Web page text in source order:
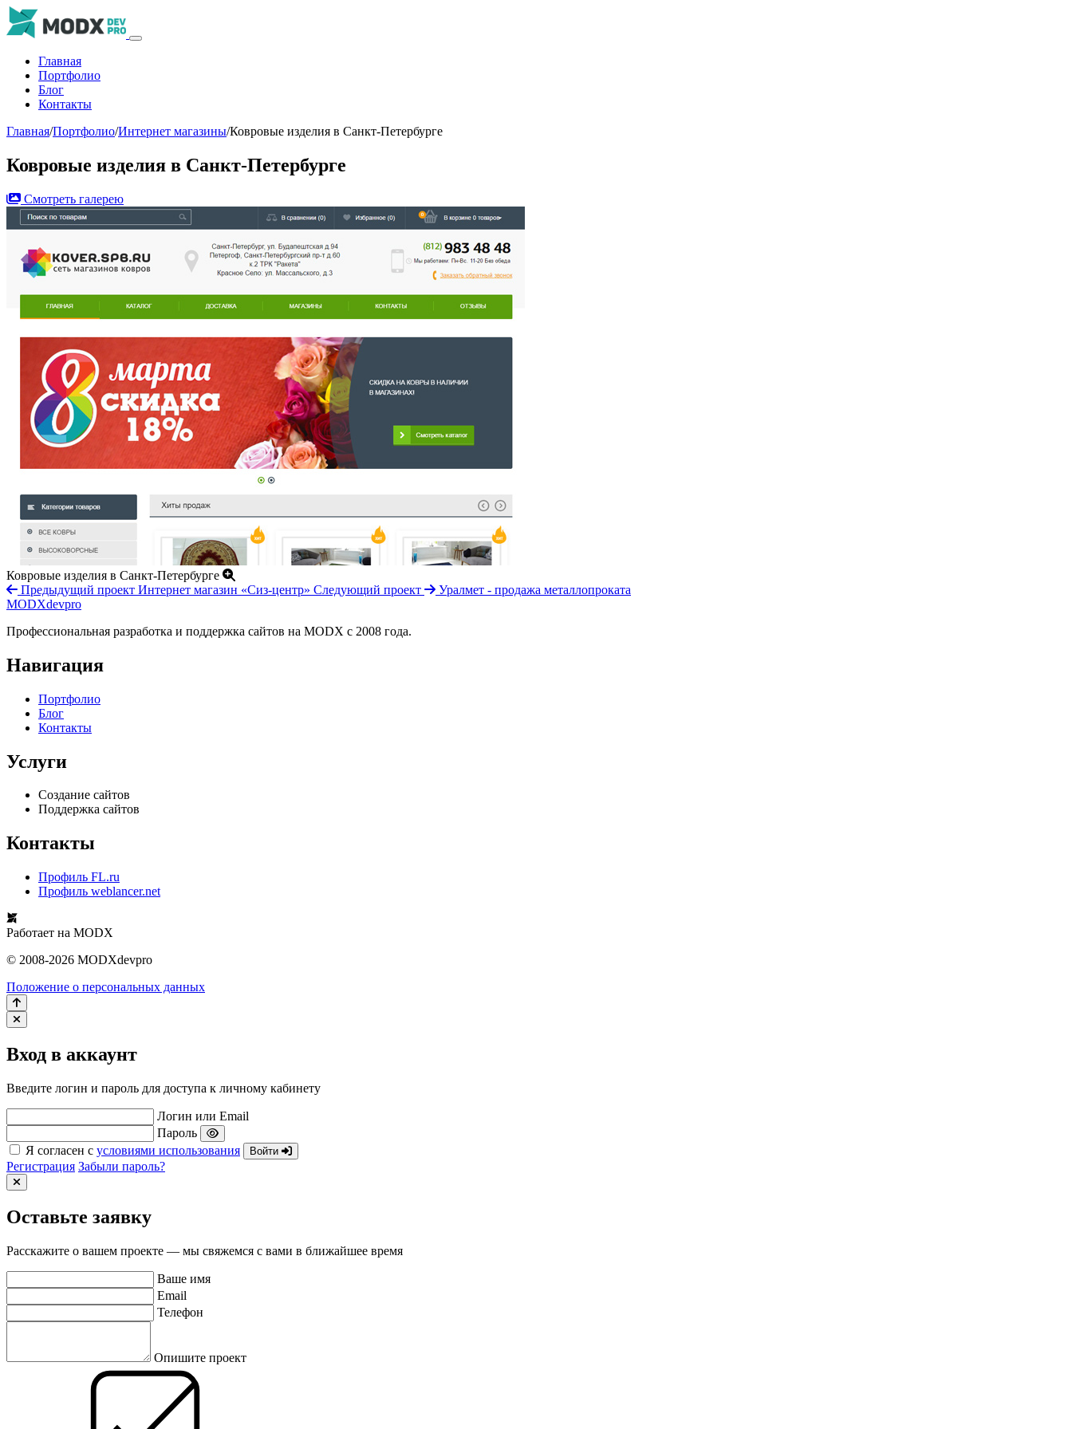
Главная
Портфолио
Блог
Контакты
Главная/Портфолио/Интернет магазины/Ковровые изделия в Санкт-Петербурге
Ковровые изделия в Санкт-Петербурге
Смотреть галерею
Ковровые изделия в Санкт-Петербурге
Предыдущий проект Интернет магазин «Сиз-центр» Следующий проект
Уралмет - продажа металлопроката
MODXdevpro
Профессиональная разработка и поддержка сайтов на MODX с 2008 года.
Навигация
Портфолио
Блог
Контакты
Услуги
Создание сайтов
Поддержка сайтов
Контакты
Профиль FL.ru
Профиль weblancer.net
Работает на MODX
© 2008-2026 MODXdevpro
Положение о персональных данных
Вход в аккаунт
Введите логин и пароль для доступа к личному кабинету
Логин или Email
Пароль
Я согласен с условиями использования Войти
Регистрация Забыли пароль?
Оставьте заявку
Расскажите о вашем проекте — мы свяжемся с вами в ближайшее время
Ваше имя
Email
Телефон
Опишите проект